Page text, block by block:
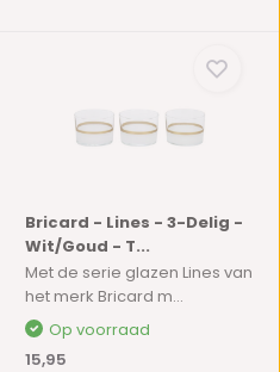
Bricard - Lines - 3-Delig -
Wit/Goud - T...
Met de serie glazen Lines van
het merk Bricard m...
Op voorraad
15,95